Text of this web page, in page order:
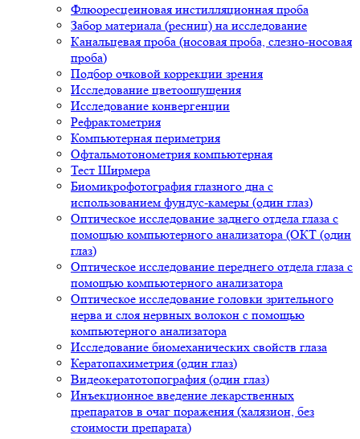
Флюоресцеиновая инстилляционная проба
Забор материала (ресниц) на исследование
Канальцевая проба (носовая проба, слезно-носовая
проба)
Подбор очковой коррекции зрения
Исследование цветоощущения
Исследование конвергенции
Рефрактометрия
Компьютерная периметрия
Офтальмотонометрия компьютерная
Тест Ширмера
Биомикрофотография глазного дна с
использованием фундус-камеры (один глаз)
Оптическое исследование заднего отдела глаза с
помощью компьютерного анализатора (ОКТ (один
глаз)
Оптическое исследование переднего отдела глаза с
помощью компьютерного анализатора
Оптическое исследование головки зрительного
нерва и слоя нервных волокон с помощью
компьютерного анализатора
Исследование биомеханических свойств глаза
Кератопахиметрия (один глаз)
Видеокератотопография (один глаз)
Инъекционное введение лекарственных
препаратов в очаг поражения (халязион, без
стоимости препарата)